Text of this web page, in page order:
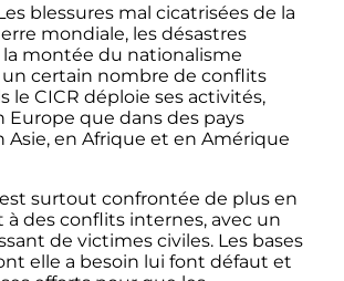
blessures mal cicatrisées de la
mondiale, les désastres
montée du nationalisme
certain nombre de conflits
le CICR déploie ses activités,
Europe que dans des pays
Asie, en Afrique et en Amérique
surtout confrontée de plus en
à des conflits internes, avec un
de victimes civiles. Les bases
elle a besoin lui font défaut et